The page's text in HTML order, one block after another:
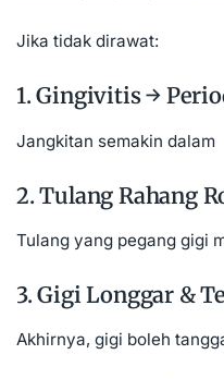
Jika tidak dirawat:
1. Gingivitis →
Jangkitan semakin dalam
2. Tulang Rahang
Tulang yang pegang gigi
3. Gigi Longgar &
Akhirnya, gigi boleh